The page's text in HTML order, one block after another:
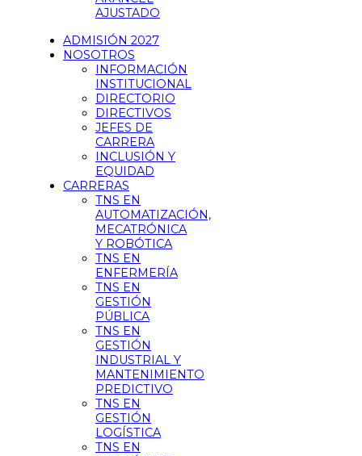
AJUSTADO
ADMISIÓN 2027
NOSOTROS
INFORMACIÓN
INSTITUCIONAL
DIRECTORIO
DIRECTIVOS
JEFES DE
CARRERA
INCLUSIÓN Y
EQUIDAD
CARRERAS
TNS EN
AUTOMATIZACIÓN,
MECATRÓNICA
Y ROBÓTICA
TNS EN
ENFERMERÍA
TNS EN
GESTIÓN
PÚBLICA
TNS EN
GESTIÓN
INDUSTRIAL Y
MANTENIMIENTO
PREDICTIVO
TNS EN
GESTIÓN
LOGÍSTICA
TNS EN